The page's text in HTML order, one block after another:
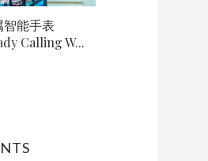
能手表
Calling W...